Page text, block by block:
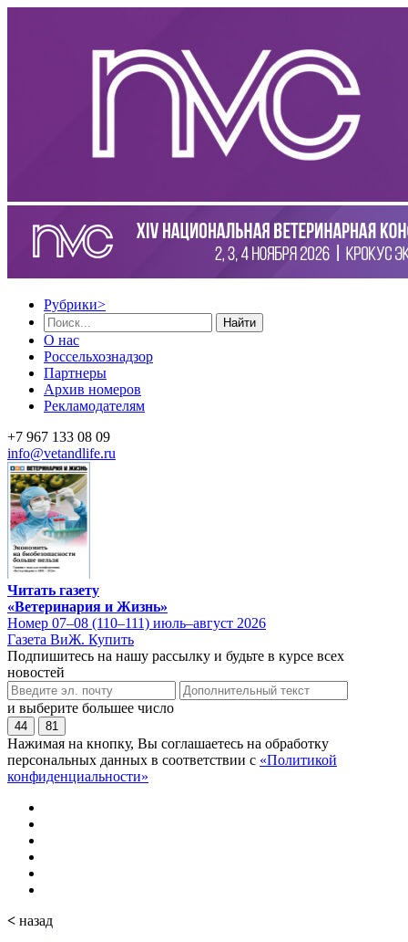
Рубрики>
Найти
О нас
Россельхознадзор
Партнеры
Архив номеров
Рекламодателям
+7 967 133 08 09
info@vetandlife.ru
Читать газету
«Ветеринария и Жизнь»
Номер 07–08 (110–111) июль–август 2026
Газета ВиЖ. Купить
Подпишитесь на нашу рассылку и будьте в курсе всех
новостей
и выберите большее число
44 81
Нажимая на кнопку, Вы соглашаетесь на обработку
персональных данных в соответствии с «Политикой
конфиденциальности»
< назад